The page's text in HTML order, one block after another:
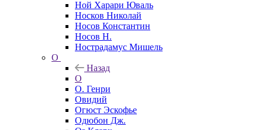
Ной Харари Юваль
Носков Николай
Носов Константин
Носов Н.
Нострадамус Мишель
О
Назад
О
О. Генри
Овидий
Огюст Эскофье
Одюбон Дж.